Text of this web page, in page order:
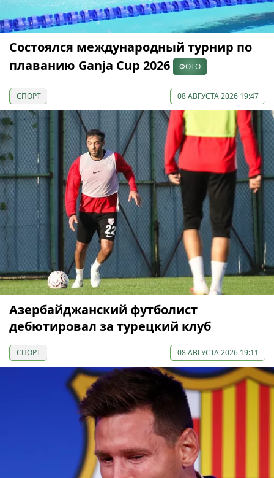
Состоялся международный турнир по
плаванию Ganja Cup 2026
ФОТО
СПОРТ 08 АВГУСТА 2026 19:47
Азербайджанский футболист
дебютировал за турецкий клуб
СПОРТ 08 АВГУСТА 2026 19:11